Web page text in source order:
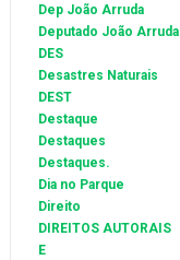
Dep João Arruda
Deputado João Arruda
DES
Desastres Naturais
DEST
Destaque
Destaques
Destaques.
Dia no Parque
Direito
DIREITOS AUTORAIS
E